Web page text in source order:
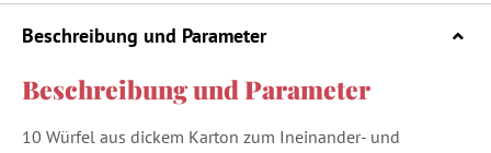
Beschreibung und Parameter
Beschreibung und Parameter
10 Würfel aus dickem Karton zum Ineinander- und